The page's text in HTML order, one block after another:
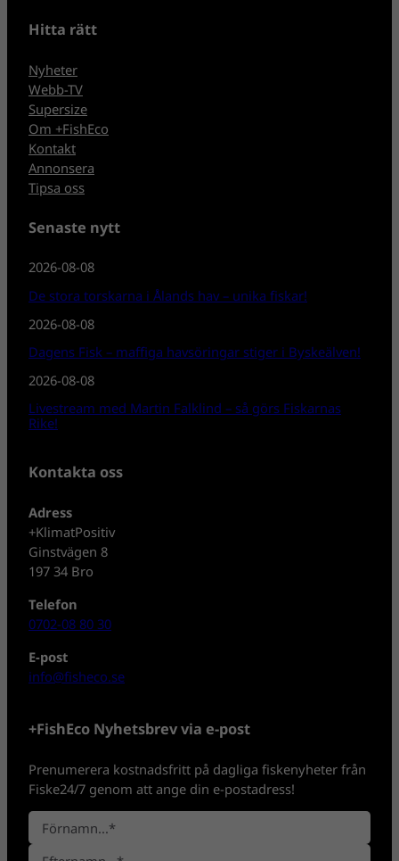
Hitta rätt
Nyheter
Webb-TV
Supersize
Om +FishEco
Kontakt
Annonsera
Tipsa oss
Senaste nytt
2026-08-08
De stora torskarna i Ålands hav – unika fiskar!
2026-08-08
Dagens Fisk – maffiga havsöringar stiger i Byskeälven!
2026-08-08
Livestream med Martin Falklind – så görs Fiskarnas
Rike!
Kontakta oss
Adress
+KlimatPositiv
Ginstvägen 8
197 34 Bro
Telefon
0702-08 80 30
E-post
info@fisheco.se
+FishEco Nyhetsbrev via e-post
Prenumerera kostnadsfritt på dagliga fiskenyheter från
Fiske24/7 genom att ange din e-postadress!
N
a
F